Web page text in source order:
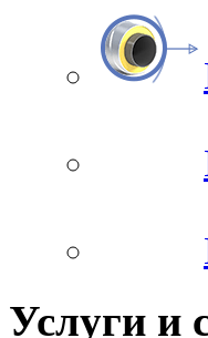
Услуги и